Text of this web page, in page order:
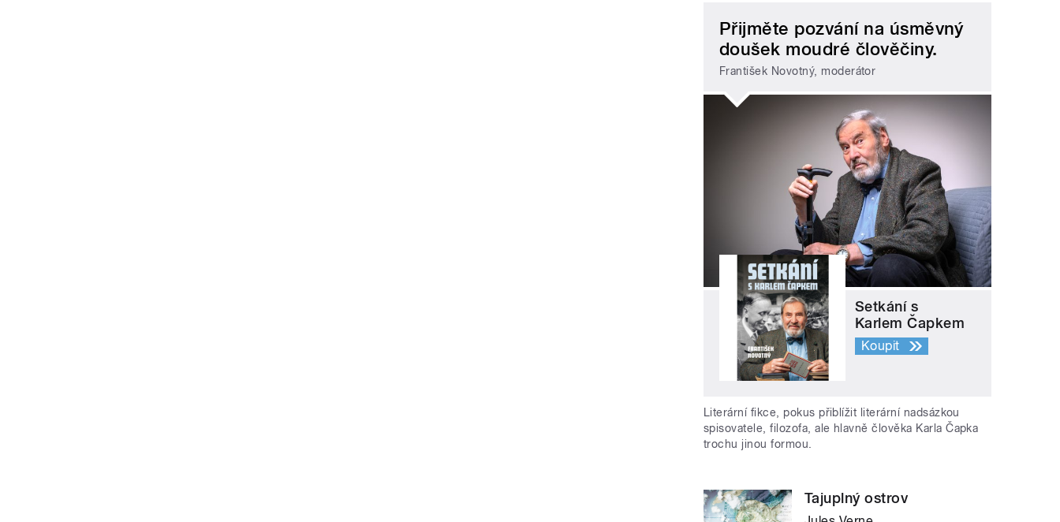
Přijměte pozvání na úsměvný
doušek moudré člověčiny.
František Novotný, moderátor
Setkání s
Karlem Čapkem
Koupit
Literární fikce, pokus přiblížit literární nadsázkou
spisovatele, filozofa, ale hlavně člověka Karla Čapka
trochu jinou formou.
Tajuplný ostrov